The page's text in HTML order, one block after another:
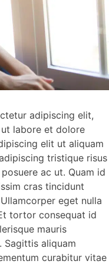
adipiscing elit,
labore et dolore
elit ut aliquam
tristique risus
ac ut. Quam id
cras tincidunt
eget nulla
tortor consequat id
mauris
Sagittis aliquam
curabitur vitae